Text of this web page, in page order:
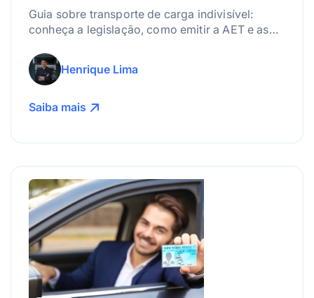
Guia sobre transporte de carga indivisível:
conheça a legislação, como emitir a AET e as
Henrique Lima
Saiba mais